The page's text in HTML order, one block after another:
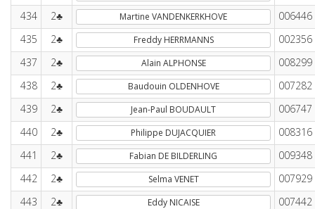
434
2♣ Martine VANDENKERKHOVE
006446
435
2♣ Freddy HERRMANNS
002356
437
2♣ Alain ALPHONSE
008299
438
2♣ Baudouin OLDENHOVE
007282
439
2♣ Jean-Paul BOUDAULT
006747
440
2♣ Philippe DUJACQUIER
008316
441
2♣ Fabian DE BILDERLING
009348
442
2♣ Selma VENET
007929
443
2♣ Eddy NICAISE
007442